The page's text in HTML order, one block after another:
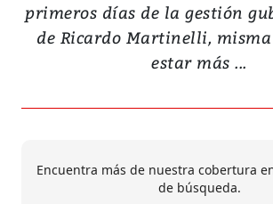
primeros días de la gestión
de Ricardo Martinelli, misma
estar más ...
Encuentra más de nuestra cobertura
de búsqueda.